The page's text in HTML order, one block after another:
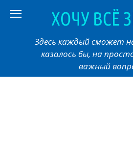
ХОЧУ ВСЁ
Здесь каждый сможет
казалось бы, на
важный